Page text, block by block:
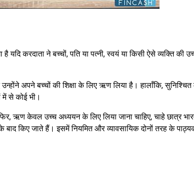
यदि करदाता ने बच्चों, पति या पत्नी, स्वयं या किसी ऐसे व्यक्ति की
उन्होंने अपने बच्चों की शिक्षा के लिए ऋण लिया है। हालाँकि,
में से कोई भी।
ऋण केवल उच्च अध्ययन के लिए लिया जाना चाहिए, चाहे छात्र
के बाद किए जाते हैं। इसमें नियमित और व्यावसायिक दोनों तरह के